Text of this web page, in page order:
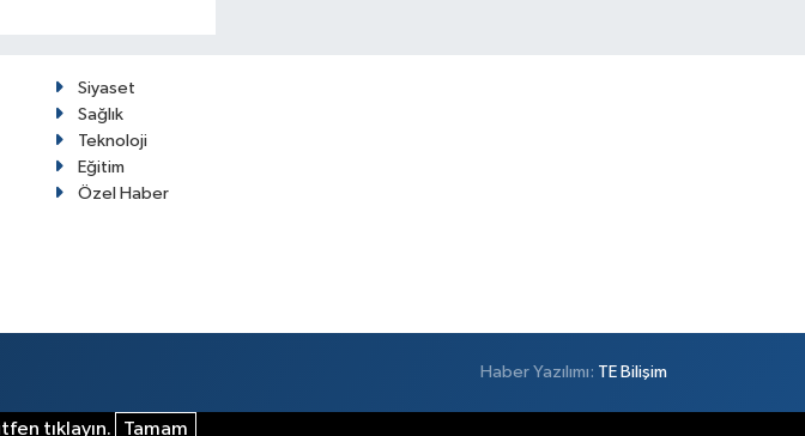
Siyaset
Sağlık
Teknoloji
Eğitim
Özel Haber
Haber Yazılımı: TE Bilişim
tıklayın. Tamam